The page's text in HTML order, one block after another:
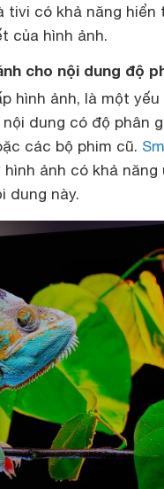
tivi có khả năng hiển
của hình ảnh.
cho nội dung độ
hình ảnh, là một
dung có độ phân
các bộ phim cũ.
ảnh có khả
dung này.